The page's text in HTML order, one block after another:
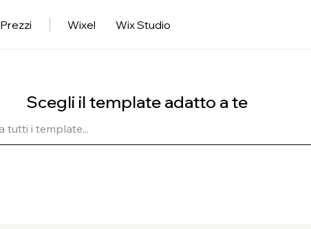
Prezzi Wixel Wix Studio
Scegli il template adatto a te